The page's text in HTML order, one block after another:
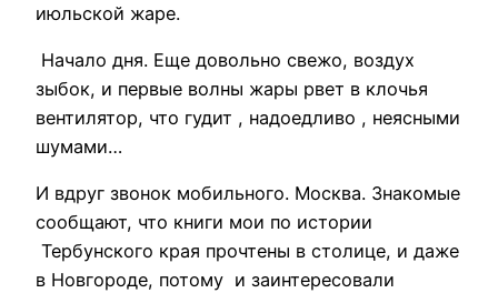
июльской жаре.
Начало дня. Еще довольно свежо, воздух
зыбок, и первые волны жары рвет в клочья
вентилятор, что гудит , надоедливо , неясными
шумами…
И вдруг звонок мобильного. Москва. Знакомые
сообщают, что книги мои по истории
Тербунского края прочтены в столице, и даже
в Новгороде, потому и заинтересовали